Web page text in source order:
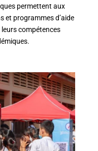
permettent aux
et programmes d’aide
compétences